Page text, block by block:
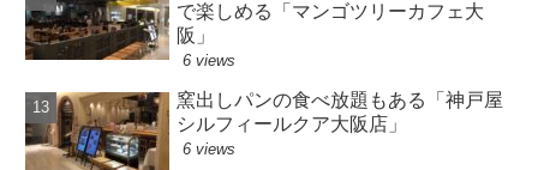
で楽しめる「マンゴツリーカフェ大
阪」
6 views
窯出しパンの食べ放題もある「神戸屋
シルフィールクア大阪店」
6 views